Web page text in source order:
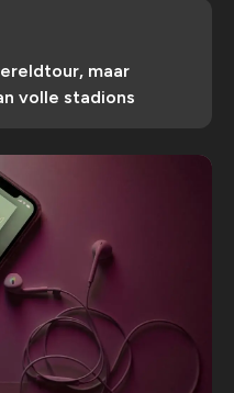
maar
volle stadions